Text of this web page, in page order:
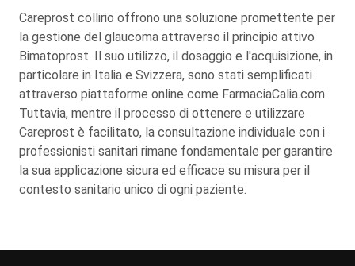
Careprost collirio offrono una soluzione promettente per
la gestione del glaucoma attraverso il principio attivo
Bimatoprost. Il suo utilizzo, il dosaggio e l'acquisizione, in
particolare in Italia e Svizzera, sono stati semplificati
attraverso piattaforme online come FarmaciaCalia.com.
Tuttavia, mentre il processo di ottenere e utilizzare
Careprost è facilitato, la consultazione individuale con i
professionisti sanitari rimane fondamentale per garantire
la sua applicazione sicura ed efficace su misura per il
contesto sanitario unico di ogni paziente.